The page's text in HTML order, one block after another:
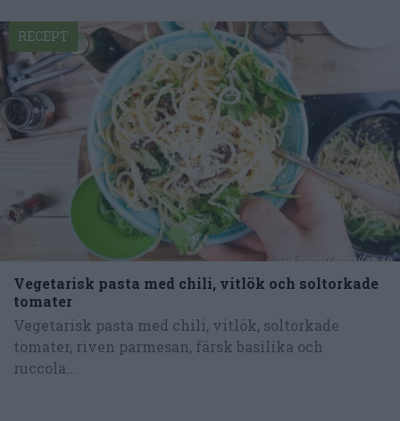
Vegetarisk pasta med chili, vitlök och soltorkade
tomater
Vegetarisk pasta med chili, vitlök, soltorkade
tomater, riven parmesan, färsk basilika och
ruccola...
RECEPT